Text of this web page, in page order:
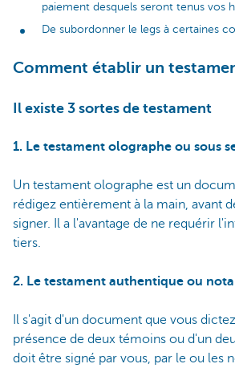
paiement desquels seront tenus vos
De subordonner le legs à certaines
Comment établir un
Il existe 3 sortes de testament
1. Le testament olographe ou sous
Un testament olographe est un
rédigez entièrement à la main, avant
signer. Il a l'avantage de ne requérir
tiers.
2. Le testament authentique ou
Il s'agit d'un document que vous
présence de deux témoins ou d'un
doit être signé par vous, par le ou les